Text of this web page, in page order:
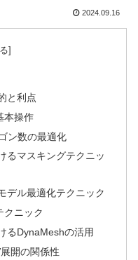
2024.09.16
と利点
本操作
ン数の最適化
るマスキングテクニッ
デル最適化テクニック
クニック
るDynaMeshの活用
開の関係性